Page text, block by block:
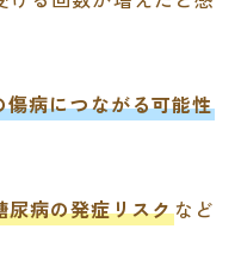
傷病につながる可能性
尿病の発症リスクなど